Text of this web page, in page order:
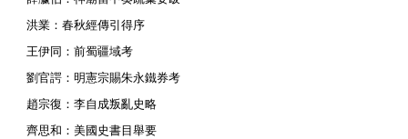
洪業：春秋經傳引得序
王伊同：前蜀疆域考
劉官諤：明憲宗賜朱永鐵券考
趙宗復：李自成叛亂史略
齊思和：美國史書目舉要